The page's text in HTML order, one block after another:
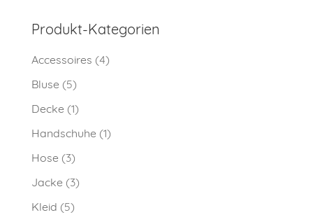
Produkt-Kategorien
Accessoires (4)
Bluse (5)
Decke (1)
Handschuhe (1)
Hose (3)
Jacke (3)
Kleid (5)